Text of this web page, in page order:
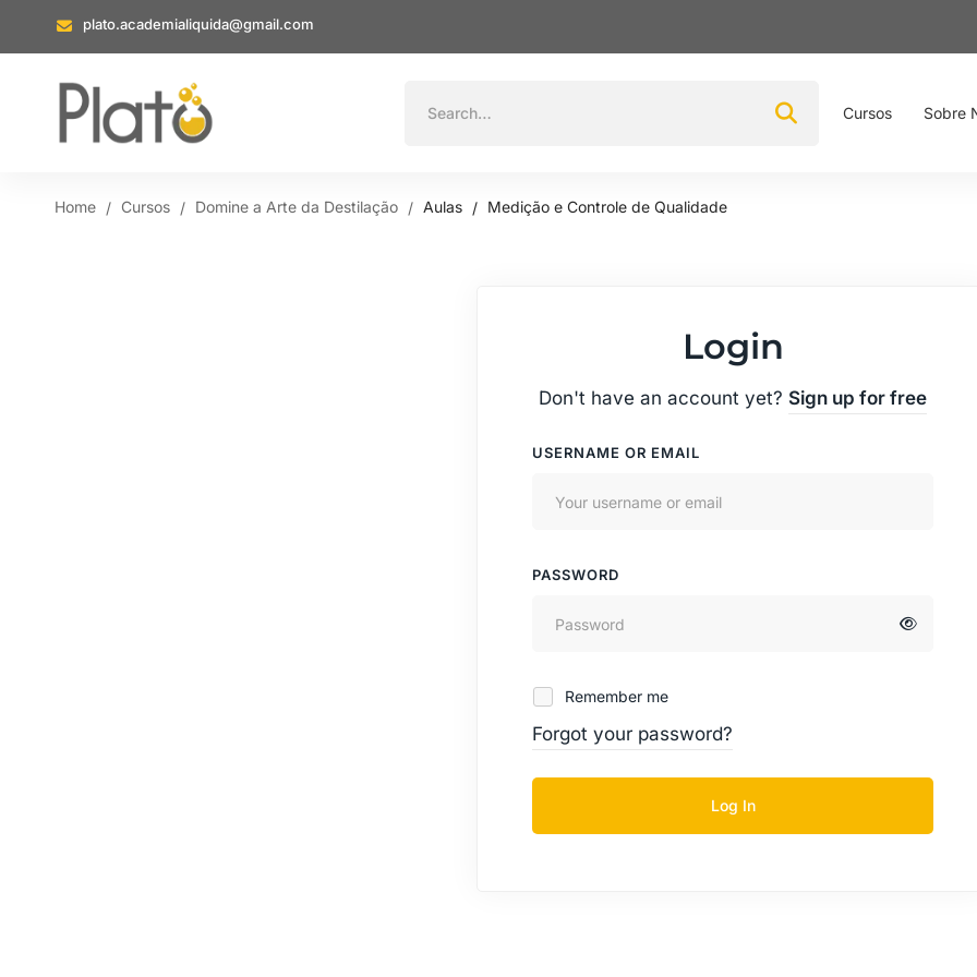
plato.academialiquida@gmail.com
Cursos Sobre
Home Cursos Domine a Arte da Destilação Aulas Medição e Controle de Qualidade
Login
Don't have an account yet? Sign up for free
USERNAME OR EMAIL
PASSWORD
Remember me
Forgot your password?
Log In